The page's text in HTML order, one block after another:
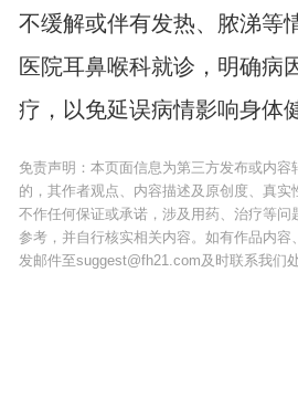
不缓解或伴有发热、脓涕等
医院耳鼻喉科就诊，明确病
疗，以免延误病情影响身体
免责声明：本页面信息为第三方发布或内容
的，其作者观点、内容描述及原创度、真实
不作任何保证或承诺，涉及用药、治疗等问
参考，并自行核实相关内容。如有作品内容
发邮件至suggest@fh21.com及时联系我们